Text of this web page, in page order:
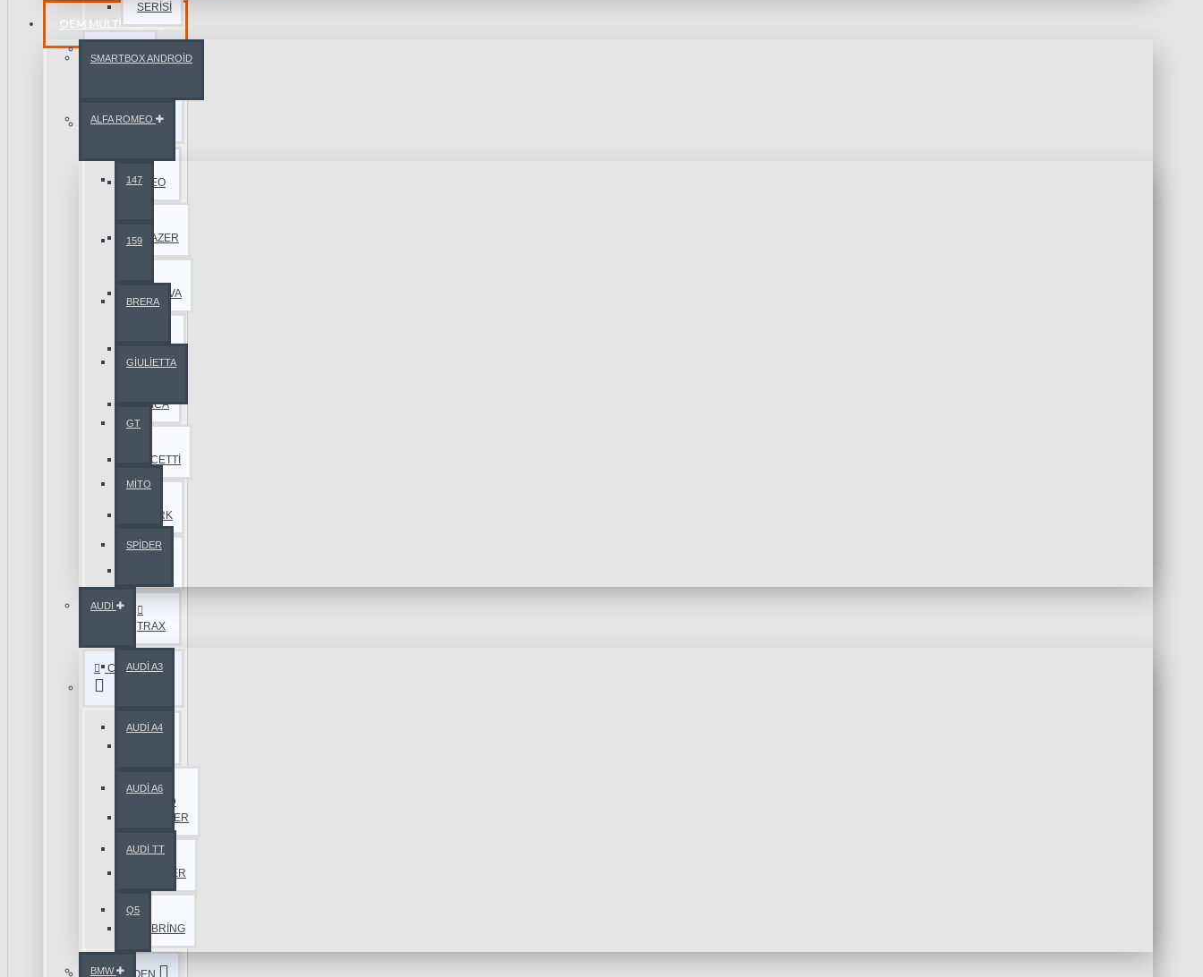
OEM MULTIMEDYA
SMARTBOX ANDROİD
ALFA ROMEO
147
159
BRERA
GİULİETTA
GT
MİTO
SPİDER
AUDİ
AUDİ A3
AUDİ A4
AUDİ A6
AUDİ TT
Q5
BMW
SERİSİ
AVEO
BLAZER
CAPTİVA
EPİCA
LACETTİ
SPARK
TRAX
CHRYSLER
300
GRAND
VOYAGER
PT
CRUISER
SEBRİNG
CİTROEN